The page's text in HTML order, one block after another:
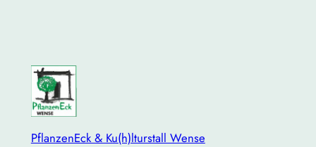
PflanzenEck & Ku(h)lturstall Wense